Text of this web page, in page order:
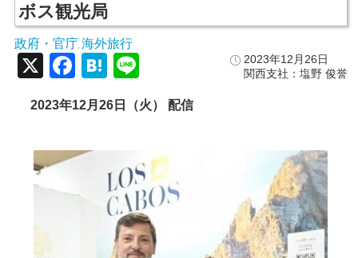
ボス観光局
政府・官庁 海外旅行
2023年12月26日
関西支社：塩野 俊誉
X Facebook
Hatena
2023年12月26日（火） 配信